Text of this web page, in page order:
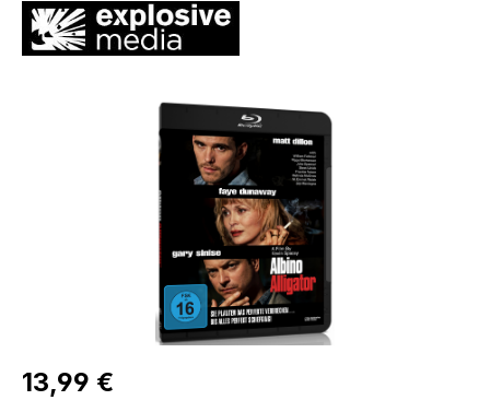
Bildergalerie überspringen
Regulärer Preis:
13,99 €